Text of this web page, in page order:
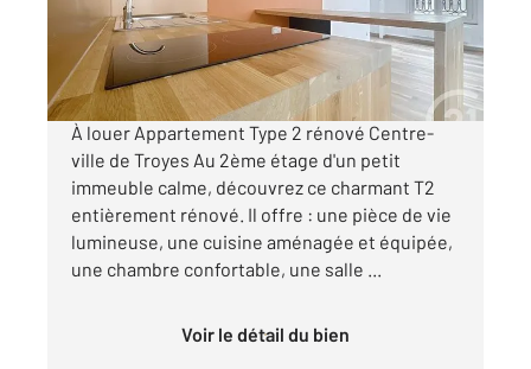
420 €
par mois charges comprises
À louer Appartement Type 2 rénové Centre-
ville de Troyes Au 2ème étage d'un petit
immeuble calme, découvrez ce charmant T2
entièrement rénové. Il offre : une pièce de vie
lumineuse, une cuisine aménagée et équipée,
une chambre confortable, une salle ...
Voir le détail du bien